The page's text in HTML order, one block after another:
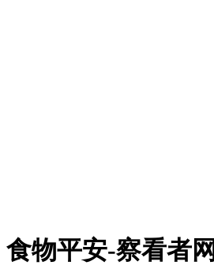
食物平安-察看者网